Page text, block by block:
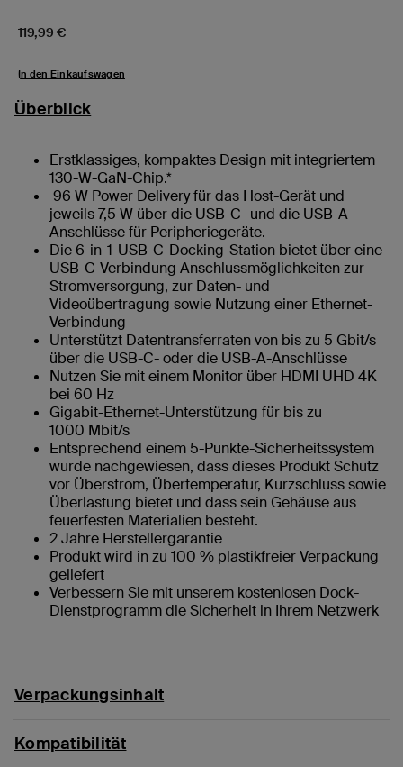
Price:
119,99 €
In den Einkaufswagen
Überblick
Erstklassiges, kompaktes Design mit integriertem
130-W-GaN-Chip.*
96 W Power Delivery für das Host-Gerät und
jeweils 7,5 W über die USB-C- und die USB-A-
Anschlüsse für Peripheriegeräte.
Die 6-in-1-USB-C-Docking-Station bietet über eine
USB-C-Verbindung Anschlussmöglichkeiten zur
Stromversorgung, zur Daten- und
Videoübertragung sowie Nutzung einer Ethernet-
Verbindung
Unterstützt Datentransferraten von bis zu 5 Gbit/s
über die USB-C- oder die USB-A-Anschlüsse
Nutzen Sie mit einem Monitor über HDMI UHD 4K
bei 60 Hz
Gigabit-Ethernet-Unterstützung für bis zu
1000 Mbit/s
Entsprechend einem 5-Punkte-Sicherheitssystem
wurde nachgewiesen, dass dieses Produkt Schutz
vor Überstrom, Übertemperatur, Kurzschluss sowie
Überlastung bietet und dass sein Gehäuse aus
feuerfesten Materialien besteht.
2 Jahre Herstellergarantie
Produkt wird in zu 100 % plastikfreier Verpackung
geliefert
Verbessern Sie mit unserem kostenlosen Dock-
Dienstprogramm die Sicherheit in Ihrem Netzwerk
Verpackungsinhalt
Kompatibilität